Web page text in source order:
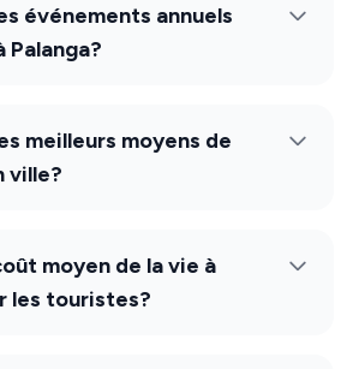
événements annuels
Palanga?
meilleurs moyens de
ville?
moyen de la vie à
les touristes?